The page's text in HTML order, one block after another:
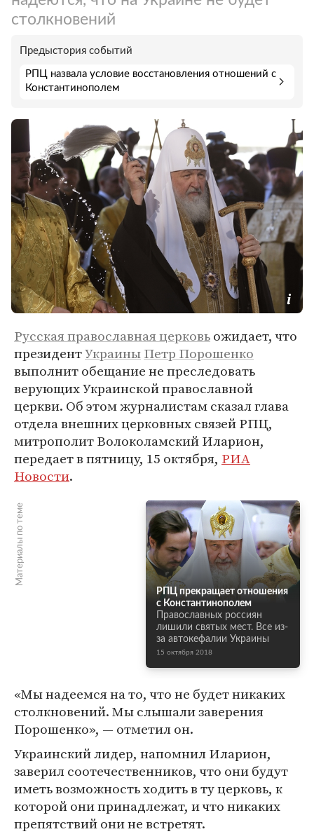
столкновений
Предыстория событий
РПЦ назвала условие восстановления отношений с
Константинополем
Русская православная церковьожидает, что
президентУкраиныПетр Порошенко
выполнит обещание не преследовать
верующих Украинской православной
церкви. Об этом журналистам сказал глава
отдела внешних церковных связей РПЦ,
митрополит Волоколамский Иларион,
передает в пятницу, 15 октября, РИА
Новости.
Материалы по теме
РПЦ прекращает отношения
с Константинополем
Православных россиян
лишили святых мест. Все из-
за автокефалии Украины
15 октября 2018
«Мы надеемся на то, что не будет никаких
столкновений. Мы слышали заверения
Порошенко», — отметил он.
Украинский лидер, напомнил Иларион,
заверил соотечественников, что они будут
иметь возможность ходить в ту церковь, к
которой они принадлежат, и что никаких
препятствий они не встретят.